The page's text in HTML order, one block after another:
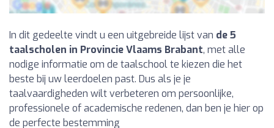
In dit gedeelte vindt u een uitgebreide lijst van de 5
taalscholen in Provincie Vlaams Brabant, met alle
nodige informatie om de taalschool te kiezen die het
beste bij uw leerdoelen past. Dus als je je
taalvaardigheden wilt verbeteren om persoonlijke,
professionele of academische redenen, dan ben je hier op
de perfecte bestemming